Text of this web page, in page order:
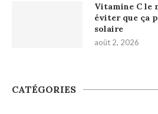
Vitamine C le
éviter que ça
solaire
août 2, 2026
CATÉGORIES